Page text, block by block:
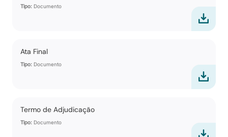
Tipo: Documento
Ata Final
Tipo: Documento
Termo de Adjudicação
Tipo: Documento